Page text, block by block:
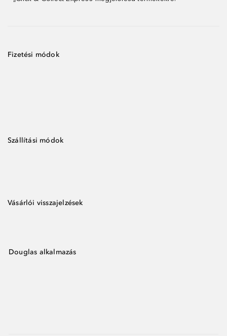
Fizetési módok
Szállítási módok
Vásárlói visszajelzések
Douglas alkalmazás